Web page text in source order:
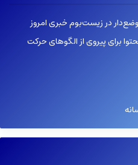
در زیست‌بوم خبری امروز
برای پیروی از الگوهای حرکت